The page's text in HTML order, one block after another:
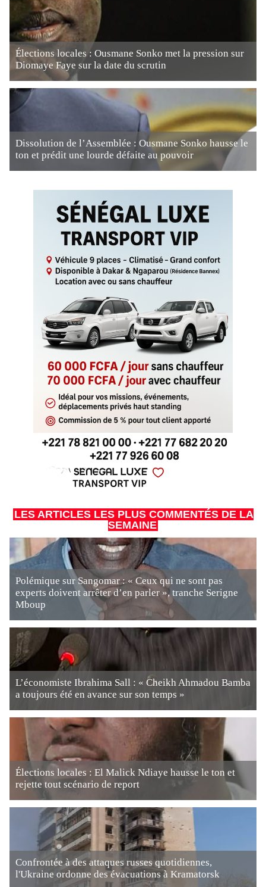
Élections locales : Ousmane Sonko met la pression sur
Diomaye Faye sur la date du scrutin
Dissolution de l’Assemblée : Ousmane Sonko hausse le
ton et prédit une lourde défaite au pouvoir
LES ARTICLES LES PLUS COMMENTÉS DE LA
SEMAINE
Polémique sur Sangomar : « Ceux qui ne sont pas
experts doivent arrêter d’en parler », tranche Serigne
Mboup
L’économiste Ibrahima Sall : « Cheikh Ahmadou Bamba
a toujours été en avance sur son temps »
Élections locales : El Malick Ndiaye hausse le ton et
rejette tout scénario de report
Confrontée à des attaques russes quotidiennes,
l'Ukraine ordonne des évacuations à Kramatorsk